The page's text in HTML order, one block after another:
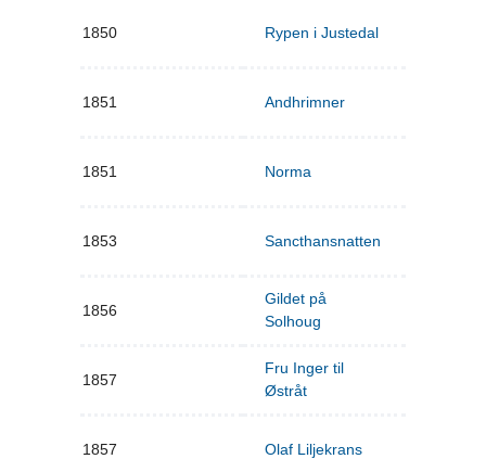
1850 Rypen i Justedal
1851 Andhrimner
1851 Norma
1853 Sancthansnatten
1856
Gildet på
Solhoug
1857
Fru Inger til
Østråt
1857 Olaf Liljekrans